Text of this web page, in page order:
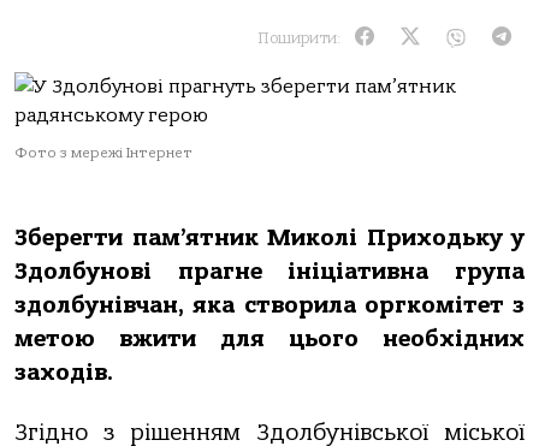
Поширити:
Фото з мережі Інтернет
Зберегти пам’ятник Миколі Приходьку у
Здолбунові прагне ініціативна група
здолбунівчан, яка створила оргкомітет з
метою вжити для цього необхідних
заходів.
Згідно з рішенням Здолбунівської міської